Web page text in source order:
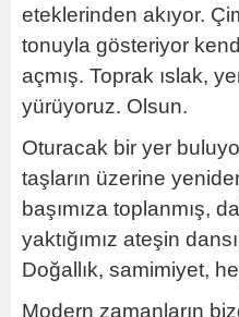
eteklerinden akıyor.
tonuyla gösteriyor
açmış. Toprak ıslak,
yürüyoruz. Olsun.
Oturacak bir yer
taşların üzerine
başımıza toplanmış,
yaktığımız ateşin
Doğallık, samimiyet,
Modern zamanların